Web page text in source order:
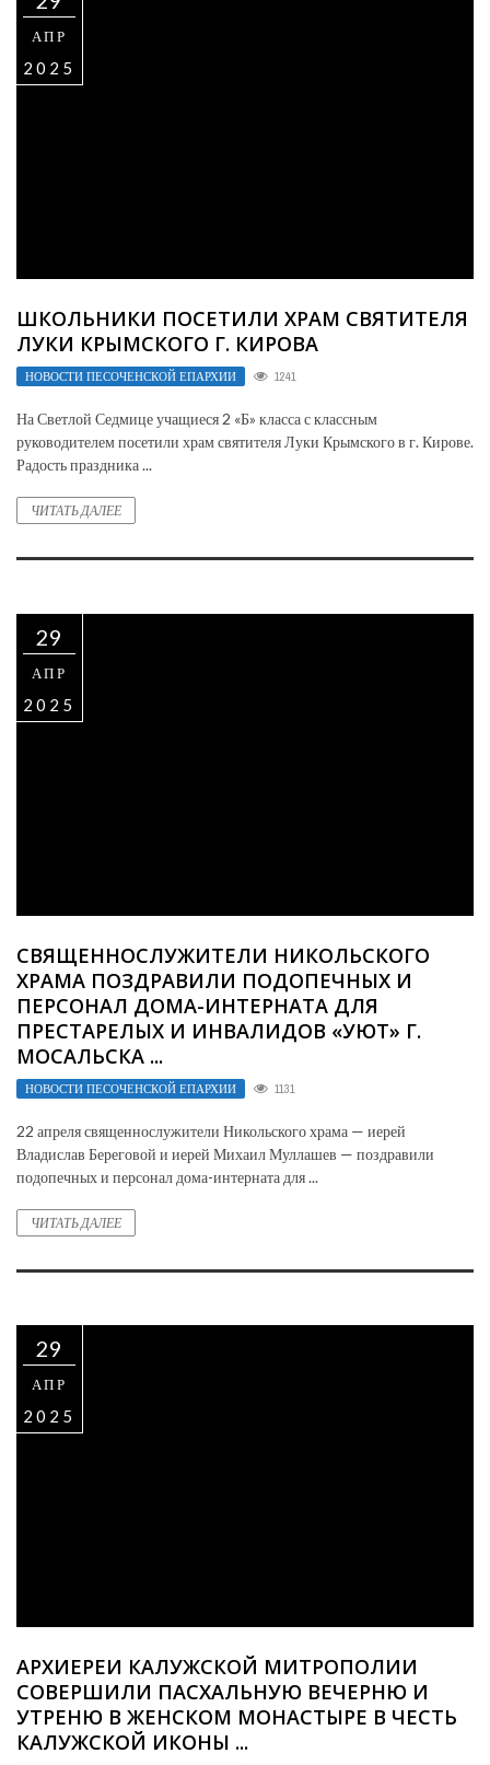
АПР
2025
ШКОЛЬНИКИ ПОСЕТИЛИ ХРАМ СВЯТИТЕЛЯ
ЛУКИ КРЫМСКОГО Г. КИРОВА
НОВОСТИ ПЕСОЧЕНСКОЙ ЕПАРХИИ 1241
На Светлой Седмице учащиеся 2 «Б» класса с классным
руководителем посетили храм святителя Луки Крымского в г. Кирове.
Радость праздника ...
ЧИТАТЬ ДАЛЕЕ
29
АПР
2025
СВЯЩЕННОСЛУЖИТЕЛИ НИКОЛЬСКОГО
ХРАМА ПОЗДРАВИЛИ ПОДОПЕЧНЫХ И
ПЕРСОНАЛ ДОМА-ИНТЕРНАТА ДЛЯ
ПРЕСТАРЕЛЫХ И ИНВАЛИДОВ «УЮТ» Г.
МОСАЛЬСКА ...
НОВОСТИ ПЕСОЧЕНСКОЙ ЕПАРХИИ 1131
22 апреля священнослужители Никольского храма — иерей
Владислав Береговой и иерей Михаил Муллашев — поздравили
подопечных и персонал дома-интерната для ...
ЧИТАТЬ ДАЛЕЕ
29
АПР
2025
АРХИЕРЕИ КАЛУЖСКОЙ МИТРОПОЛИИ
СОВЕРШИЛИ ПАСХАЛЬНУЮ ВЕЧЕРНЮ И
УТРЕНЮ В ЖЕНСКОМ МОНАСТЫРЕ В ЧЕСТЬ
КАЛУЖСКОЙ ИКОНЫ ...